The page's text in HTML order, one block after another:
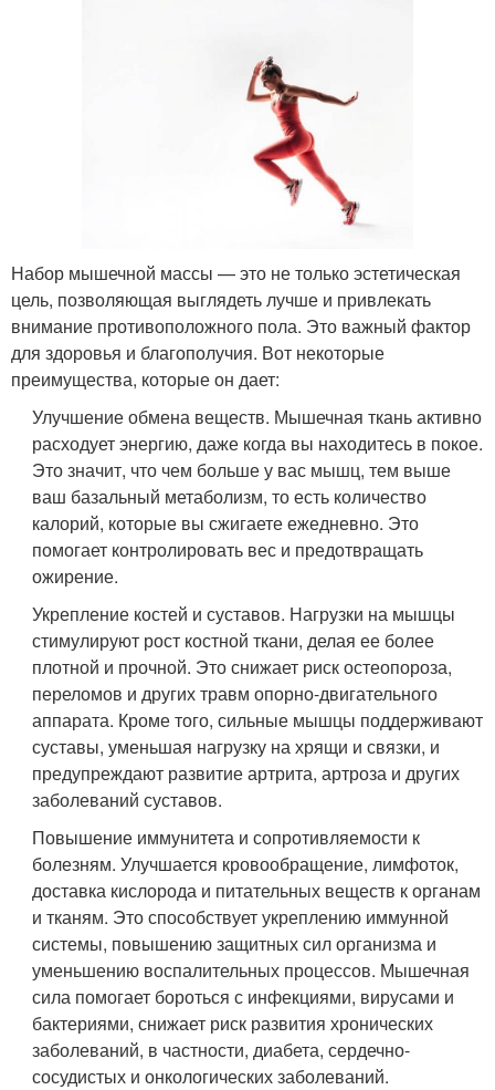
Набор мышечной массы — это не только эстетическая
цель, позволяющая выглядеть лучше и привлекать
внимание противоположного пола. Это важный фактор
для здоровья и благополучия. Вот некоторые
преимущества, которые он дает:
Улучшение обмена веществ. Мышечная ткань активно
расходует энергию, даже когда вы находитесь в покое.
Это значит, что чем больше у вас мышц, тем выше
ваш базальный метаболизм, то есть количество
калорий, которые вы сжигаете ежедневно. Это
помогает контролировать вес и предотвращать
ожирение.
Укрепление костей и суставов. Нагрузки на мышцы
стимулируют рост костной ткани, делая ее более
плотной и прочной. Это снижает риск остеопороза,
переломов и других травм опорно-двигательного
аппарата. Кроме того, сильные мышцы поддерживают
суставы, уменьшая нагрузку на хрящи и связки, и
предупреждают развитие артрита, артроза и других
заболеваний суставов.
Повышение иммунитета и сопротивляемости к
болезням. Улучшается кровообращение, лимфоток,
доставка кислорода и питательных веществ к органам
и тканям. Это способствует укреплению иммунной
системы, повышению защитных сил организма и
уменьшению воспалительных процессов. Мышечная
сила помогает бороться с инфекциями, вирусами и
бактериями, снижает риск развития хронических
заболеваний, в частности, диабета, сердечно-
сосудистых и онкологических заболеваний.